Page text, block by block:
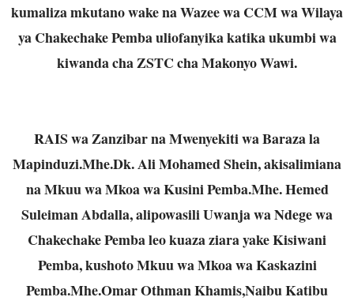
kumaliza mkutano wake na Wazee wa CCM wa Wilaya
ya Chakechake Pemba uliofanyika katika ukumbi wa
kiwanda cha ZSTC cha Makonyo Wawi.
RAIS wa Zanzibar na Mwenyekiti wa Baraza la
Mapinduzi.Mhe.Dk. Ali Mohamed Shein, akisalimiana
na Mkuu wa Mkoa wa Kusini Pemba.Mhe. Hemed
Suleiman Abdalla, alipowasili Uwanja wa Ndege wa
Chakechake Pemba leo kuaza ziara yake Kisiwani
Pemba, kushoto Mkuu wa Mkoa wa Kaskazini
Pemba.Mhe.Omar Othman Khamis,Naibu Katibu